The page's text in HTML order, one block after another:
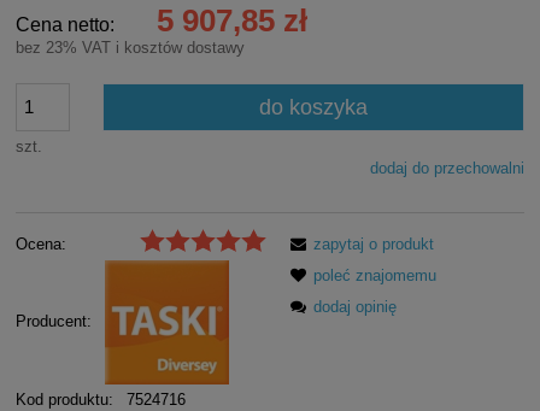
Cena netto: 5 907,85 zł
bez 23% VAT i kosztów dostawy
szt.
do koszyka
dodaj do przechowalni
Ocena:
Producent:
Kod produktu: 7524716
zapytaj o produkt
poleć znajomemu
dodaj opinię